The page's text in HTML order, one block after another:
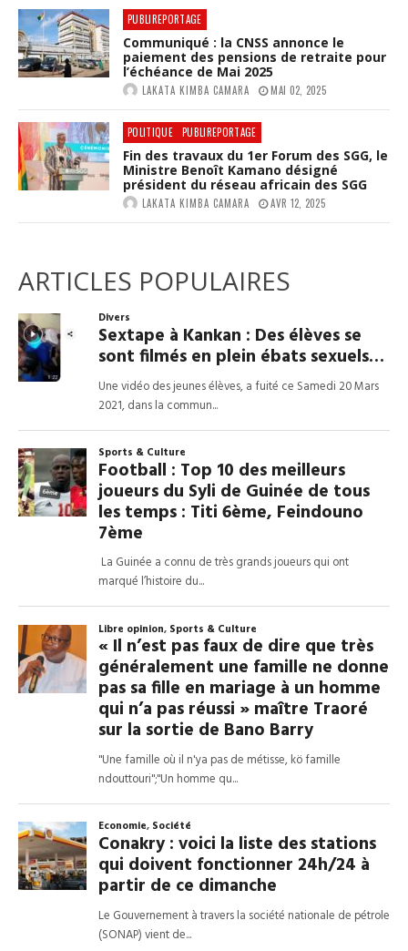
PUBLIREPORTAGE
Communiqué : la CNSS annonce le
paiement des pensions de retraite pour
l’échéance de Mai 2025
LAKATA KIMBA CAMARA MAI 02, 2025
POLITIQUE PUBLIREPORTAGE
Fin des travaux du 1er Forum des SGG, le
Ministre Benoît Kamano désigné
président du réseau africain des SGG
LAKATA KIMBA CAMARA AVR 12, 2025
ARTICLES POPULAIRES